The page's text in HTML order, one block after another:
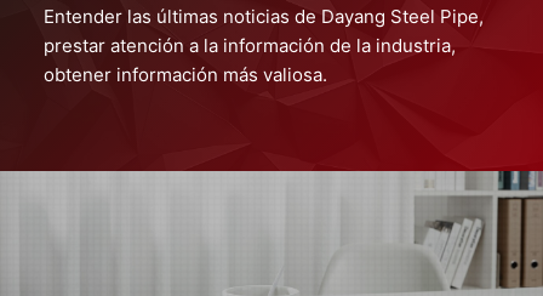
Entender las últimas noticias de Dayang Steel Pipe,
prestar atención a la información de la industria,
obtener información más valiosa.